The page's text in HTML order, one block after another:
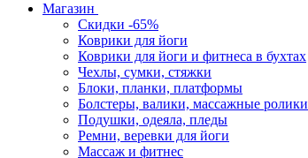
Магазин
Скидки -65%
Коврики для йоги
Коврики для йоги и фитнеса в бухтах
Чехлы, сумки, стяжки
Блоки, планки, платформы
Болстеры, валики, массажные ролики
Подушки, одеяла, пледы
Ремни, веревки для йоги
Массаж и фитнес